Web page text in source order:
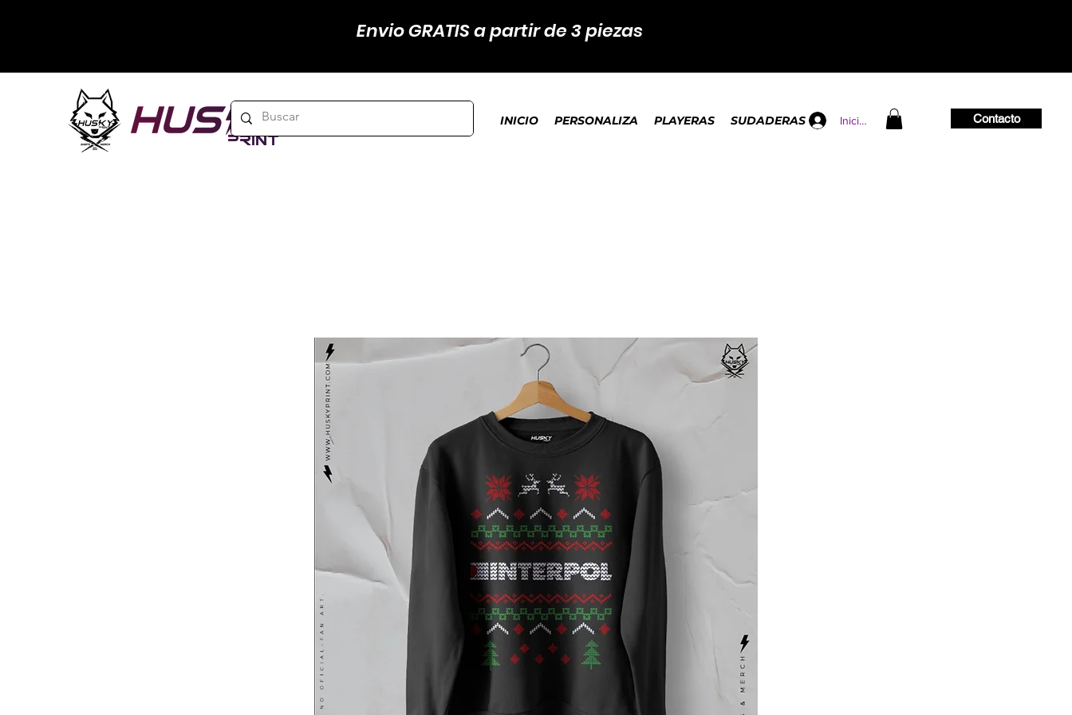
Envio GRATIS a partir de 3 piezas
INICIO PERSONALIZA PLAYERAS SUDADERAS Iniciar sesión Contacto